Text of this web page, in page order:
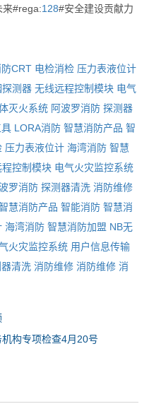
来#rega:128#安全建设贡献力
CRT 电检消检 压力表液位计
探测器 无线远程控制模块 电气
灭火系统 阿波罗消防 探测器
LORA消防 智慧消防产品 智
压力表液位计 海湾消防 智慧
控制模块 电气火灾监控系统
罗消防 探测器清洗 消防维修
慧消防产品 智能消防 智慧消
海湾消防 智慧消防加盟 NB无
火灾监控系统 用户信息传输
清洗 消防维修 消防维修 消
构专项检查4月20号